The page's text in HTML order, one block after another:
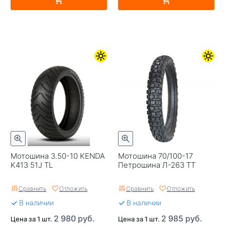
Мотошина 3.50-10 KENDA
K413 51J TL
Сравнить Отложить
В наличии
Цена за 1 шт. 2 980 руб.
Мотошина 70/100-17
Петрошина Л-263 TT
Сравнить Отложить
В наличии
Цена за 1 шт. 2 985 руб.